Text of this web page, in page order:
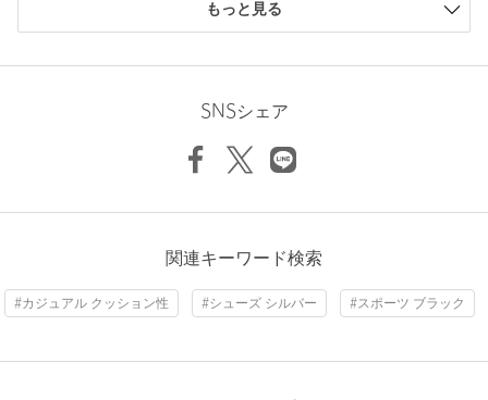
※シューズの重量は、シューズ本体のみ両足の重量となります。
※商品に不良が無い場合、包装紙および箱の破損がございまして
品名：◆NB WARISTX4 品番：36314000158
商品詳細
注文キャンセル 対象商品
ニックネーム： さくら
購入サイズ：23.5cm
｜
購入カラー：WHITE
もっと見る
SNSシェア
関連キーワード検索
#カジュアル クッション性 #シューズ シルバー #スポーツ ブラック